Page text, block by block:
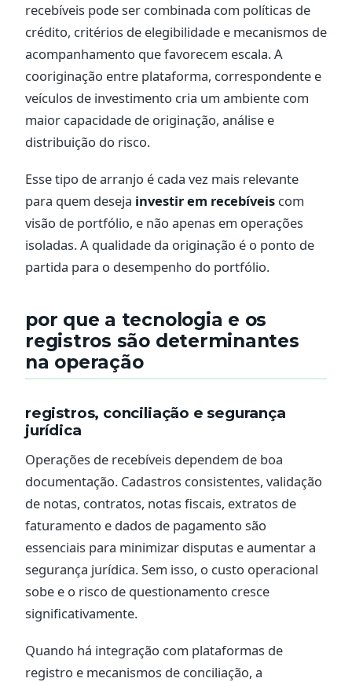
recebíveis pode ser combinada com políticas de
crédito, critérios de elegibilidade e mecanismos de
acompanhamento que favorecem escala. A
cooriginação entre plataforma, correspondente e
veículos de investimento cria um ambiente com
maior capacidade de originação, análise e
distribuição do risco.
Esse tipo de arranjo é cada vez mais relevante
para quem deseja investir em recebíveis com
visão de portfólio, e não apenas em operações
isoladas. A qualidade da originação é o ponto de
partida para o desempenho do portfólio.
por que a tecnologia e os
registros são determinantes
na operação
registros, conciliação e segurança
jurídica
Operações de recebíveis dependem de boa
documentação. Cadastros consistentes, validação
de notas, contratos, notas fiscais, extratos de
faturamento e dados de pagamento são
essenciais para minimizar disputas e aumentar a
segurança jurídica. Sem isso, o custo operacional
sobe e o risco de questionamento cresce
significativamente.
Quando há integração com plataformas de
registro e mecanismos de conciliação, a